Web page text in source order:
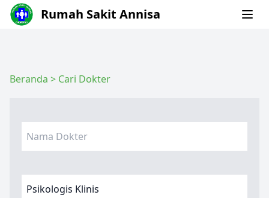
Rumah Sakit Annisa
Beranda > Cari Dokter